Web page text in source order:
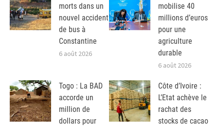
morts dans un
nouvel accident
de bus à
Constantine
6 août 2026
mobilise 40
millions d’euros
pour une
agriculture
durable
6 août 2026
Togo : La BAD
accorde un
million de
dollars pour
Côte d’Ivoire :
L’Etat achève le
rachat des
stocks de cacao